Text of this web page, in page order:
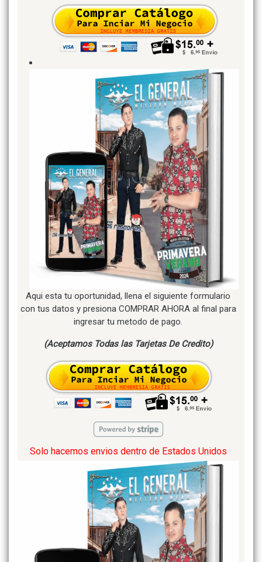
Aqui esta tu oportunidad, llena el siguiente formulario
con tus datos y presiona COMPRAR AHORA al final para
ingresar tu metodo de pago.
(Aceptamos Todas las Tarjetas De Credito)
Solo hacemos envios dentro de Estados Unidos